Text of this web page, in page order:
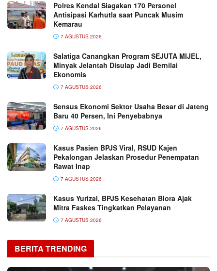
Polres Kendal Siagakan 170 Personel
Antisipasi Karhutla saat Puncak Musim
Kemarau
7 AGUSTUS 2026
Salatiga Canangkan Program SEJUTA MIJEL,
Minyak Jelantah Disulap Jadi Bernilai
Ekonomis
7 AGUSTUS 2026
Sensus Ekonomi Sektor Usaha Besar di Jateng
Baru 40 Persen, Ini Penyebabnya
7 AGUSTUS 2026
Kasus Pasien BPJS Viral, RSUD Kajen
Pekalongan Jelaskan Prosedur Penempatan
Rawat Inap
7 AGUSTUS 2026
Kasus Yurizal, BPJS Kesehatan Blora Ajak
Mitra Faskes Tingkatkan Pelayanan
7 AGUSTUS 2026
BERITA TRENDING